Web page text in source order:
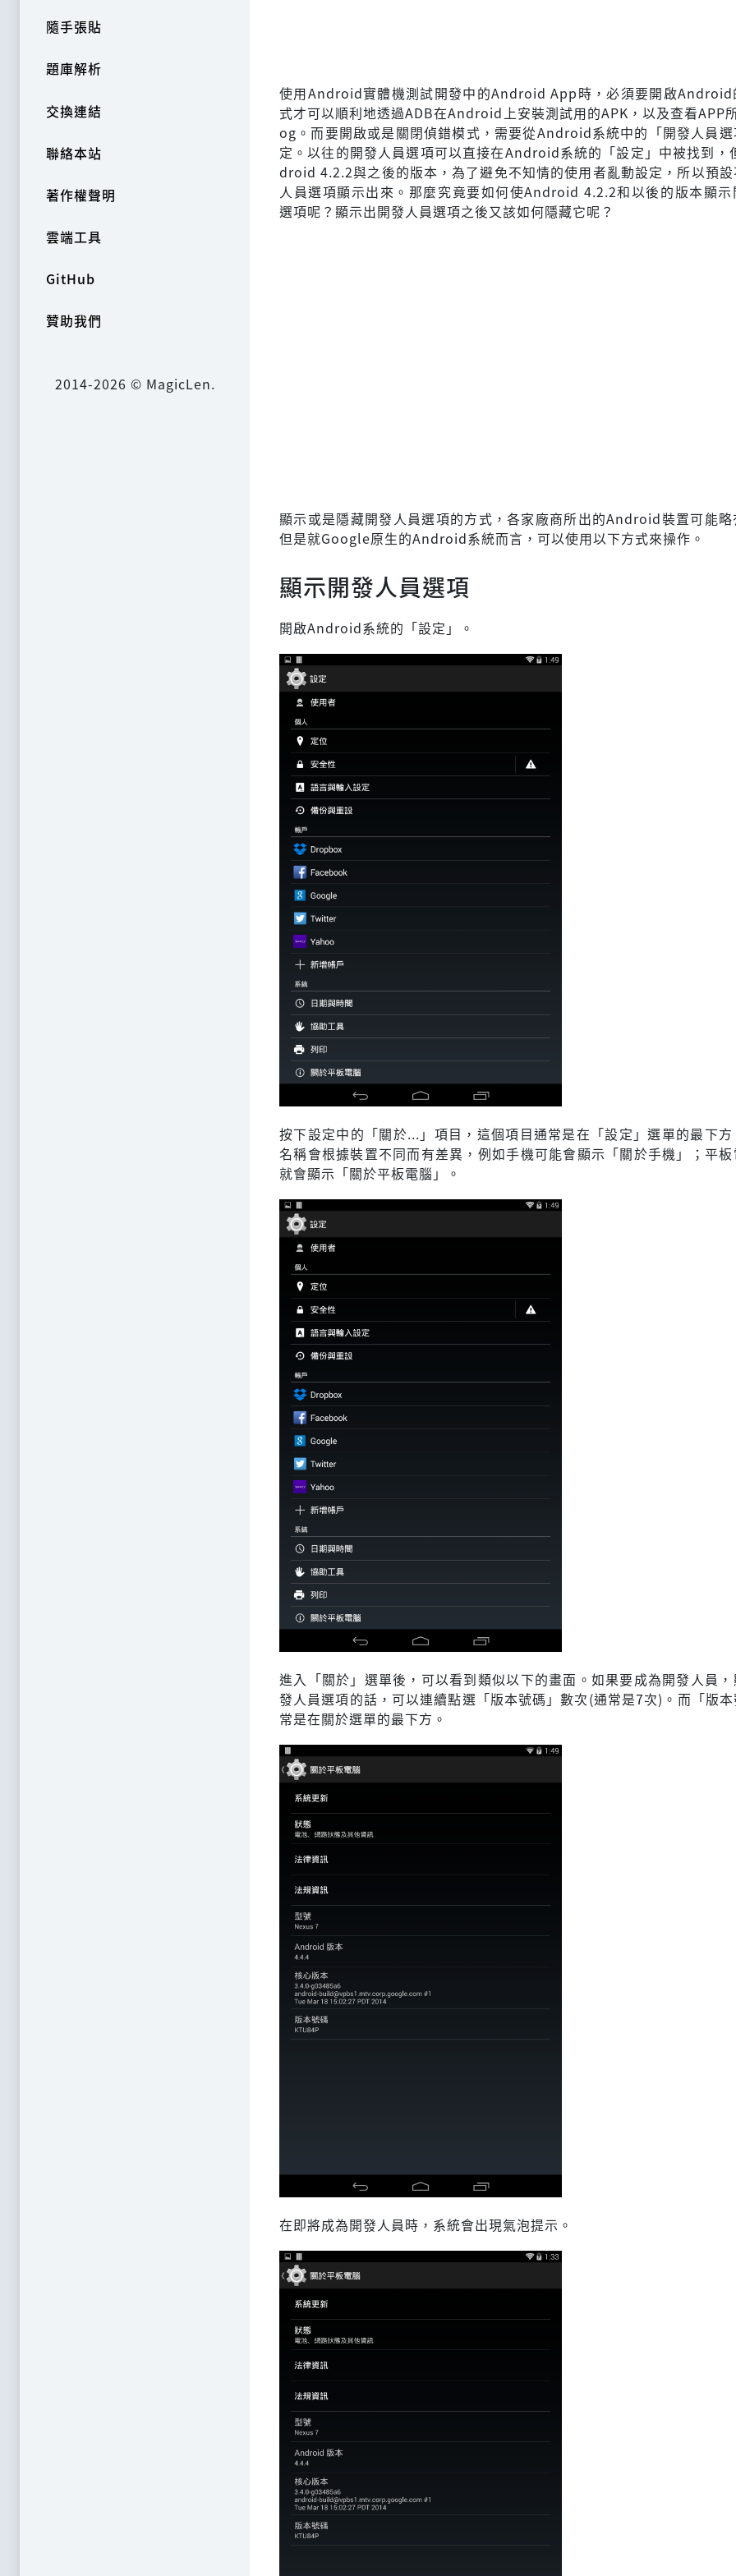
隨手張貼
題庫解析
交換連結
聯絡本站
著作權聲明
雲端工具
GitHub
贊助我們
2014-2026 © MagicLen.
使用Android實體機測試開發中的Android App時，必須要開啟Android
式才可以順利地透過ADB在Android上安裝測試用的APK，以及查看APP
og。而要開啟或是關閉偵錯模式，需要從Android系統中的「開發人員選
定。以往的開發人員選項可以直接在Android系統的「設定」中被找到，
droid 4.2.2與之後的版本，為了避免不知情的使用者亂動設定，所以預
人員選項顯示出來。那麼究竟要如何使Android 4.2.2和以後的版本顯示
選項呢？顯示出開發人員選項之後又該如何隱藏它呢？
顯示或是隱藏開發人員選項的方式，各家廠商所出的Android裝置可能略
但是就Google原生的Android系統而言，可以使用以下方式來操作。
顯示開發人員選項
開啟Android系統的「設定」。
按下設定中的「關於...」項目，這個項目通常是在「設定」選單的最下方
名稱會根據裝置不同而有差異，例如手機可能會顯示「關於手機」；平板
就會顯示「關於平板電腦」。
進入「關於」選單後，可以看到類似以下的畫面。如果要成為開發人員，
發人員選項的話，可以連續點選「版本號碼」數次(通常是7次)。而「版
常是在關於選單的最下方。
在即將成為開發人員時，系統會出現氣泡提示。